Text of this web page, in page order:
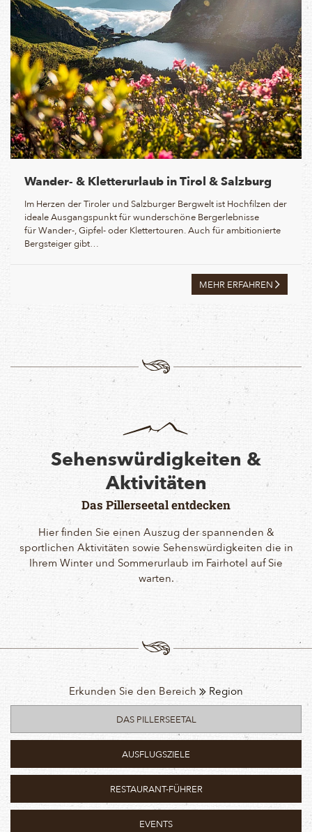
Wander- & Kletterurlaub in Tirol & Salzburg
Im Herzen der Tiroler und Salzburger Bergwelt ist Hochfilzen der
ideale Ausgangspunkt für wunderschöne Bergerlebnisse
für Wander-, Gipfel- oder Klettertouren. Auch für ambitionierte
Bergsteiger gibt…
MEHR ERFAHREN
Sehenswürdigkeiten &
Aktivitäten
Das Pillerseetal entdecken
Hier finden Sie einen Auszug der spannenden &
sportlichen Aktivitäten sowie Sehenswürdigkeiten die in
Ihrem Winter und Sommerurlaub im Fairhotel auf Sie
warten.
Erkunden Sie den Bereich Region
DAS PILLERSEETAL
AUSFLUGSZIELE
RESTAURANT-FÜHRER
EVENTS